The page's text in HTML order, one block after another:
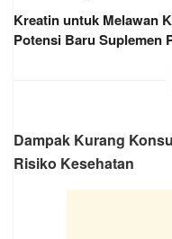
Kreatin untuk Melawan
Potensi Baru Suplemen
Dampak Kurang
Risiko Kesehatan